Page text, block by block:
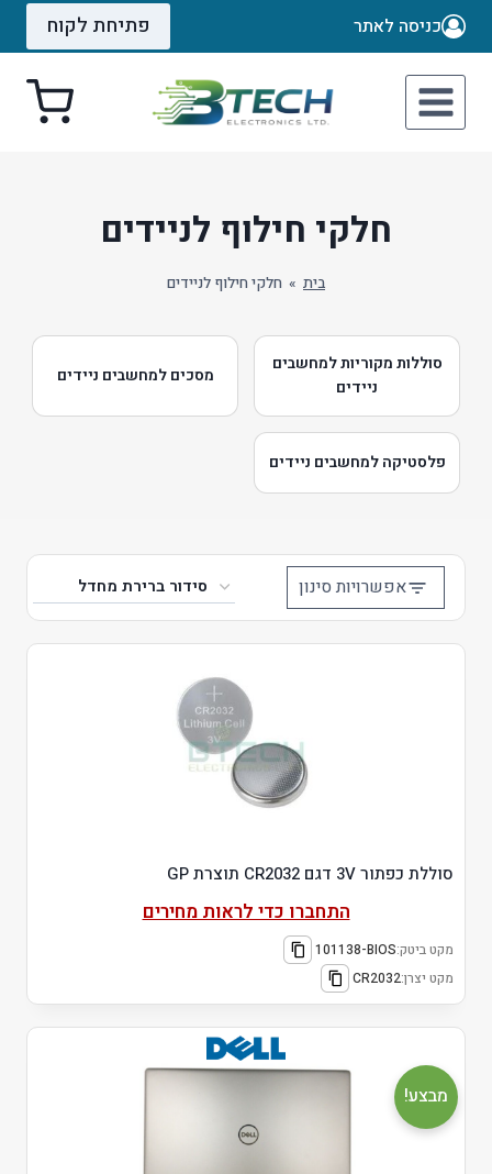
Skip
כניסה לאתר פתיחת לקוח
חלקי חילוף לניידים
בית » חלקי חילוף לניידים
סוללות מקוריות למחשבים
ניידים
מסכים למחשבים ניידים
פלסטיקה למחשבים ניידים
אפשרויות סינון
סוללת כפתור 3V דגם CR2032 תוצרת GP
התחברו כדי לראות מחירים
מקט ביטק:101138-BIOS
מקט יצרן:CR2032
מבצע!